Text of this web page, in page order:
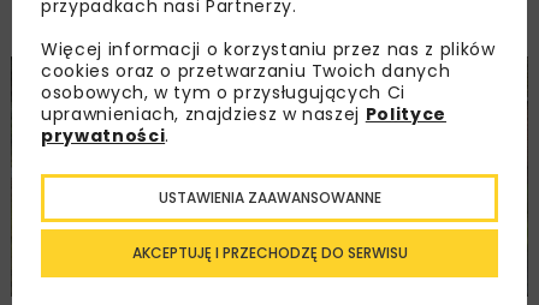
– Szczyrzyc projektu Podłęże–Piekiełko
DROGI INWESTYCJE WIADOMOŚCI
przypadkach nasi Partnerzy.
Więcej informacji o korzystaniu przez nas z plików
cookies oraz o przetwarzaniu Twoich danych
osobowych, w tym o przysługujących Ci
uprawnieniach, znajdziesz w naszej Polityce
prywatności.
AKCEPTUJĘ I PRZECHODZĘ DO SERWISU
USTAWIENIA ZAAWANSOWANNE